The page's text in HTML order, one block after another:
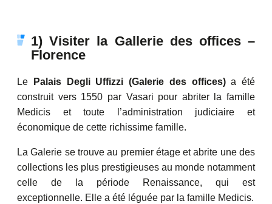
1) Visiter la Gallerie des offices –
Florence
Le Palais Degli Uffizzi (Galerie des offices)a été
construit vers 1550 par Vasari pour abriter la famille
Medicis et toute l’administration judiciaire et
économique de cette richissime famille.
La Galerie se trouve au premier étage et abrite une des
collections les plus prestigieuses au monde notamment
celle de la période Renaissance, qui est
exceptionnelle. Elle a été léguée par la famille Medicis.